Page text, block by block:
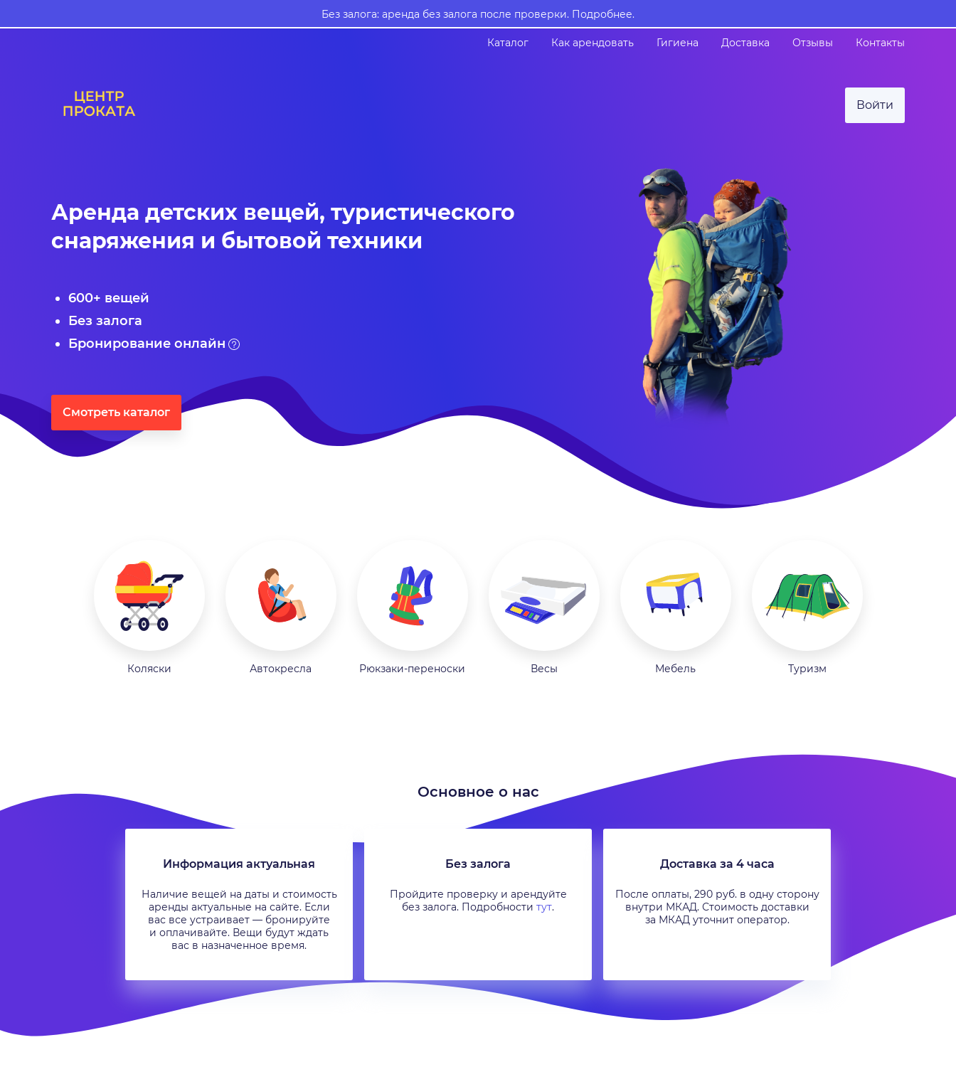
Без залога: аренда без залога после проверки. Подробнее.
Каталог Как арендовать Гигиена Доставка Отзывы Контакты
Войти
Аренда детских вещей, туристического
снаряжения и бытовой техники
600+ вещей
Без залога
Бронирование онлайн
Смотреть каталог
Коляски Автокресла Рюкзаки-переноски Весы Мебель Туризм
Основное о нас
Информация актуальная
Наличие вещей на даты и стоимость
аренды актуальные на сайте. Если
вас все устраивает — бронируйте
и оплачивайте. Вещи будут ждать
вас в назначенное время.
Без залога
Пройдите проверку и арендуйте
без залога. Подробности тут.
Доставка за 4 часа
После оплаты, 290 руб. в одну сторону
внутри МКАД. Стоимость доставки
за МКАД уточнит оператор.